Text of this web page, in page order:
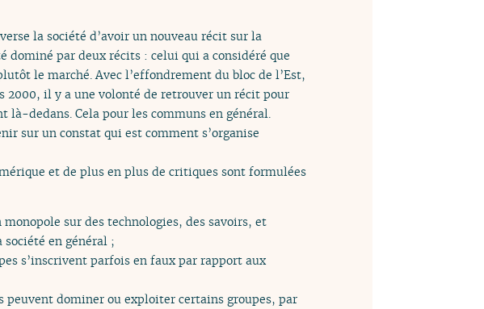
la société d’avoir un nouveau récit sur la
dominé par deux récits : celui qui a considéré que
le marché. Avec l’effondrement du bloc de l’Est,
2000, il y a une volonté de retrouver un récit pour
dedans. Cela pour les communs en général.
sur un constat qui est comment s’organise
et de plus en plus de critiques sont formulées
sur des technologies, des savoirs, et
en général ;
s’inscrivent parfois en faux par rapport aux
dominer ou exploiter certains groupes, par